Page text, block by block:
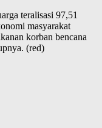
teralisasi 97,51
masyarakat
korban bencana
(red)